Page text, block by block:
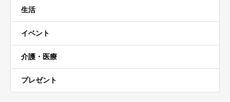
生活
イベント
介護・医療
プレゼント